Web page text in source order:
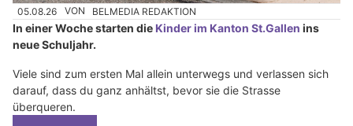
05.08.26 VON BELMEDIA REDAKTION
In einer Woche starten die Kinder im Kanton St.Gallen ins
neue Schuljahr.
Viele sind zum ersten Mal allein unterwegs und verlassen sich
darauf, dass du ganz anhältst, bevor sie die Strasse
überqueren.